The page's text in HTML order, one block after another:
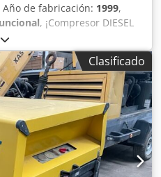
Año de fabricación: 1999,
, ¡Compresor DIESEL
del mantenimiento!
Datos técnicos:
de trabajo: 7 Bar; motor:
1355 h!!! El
operativo, listo para
13.500 PLN Cjdpjx A T D
PLN
Clasificado